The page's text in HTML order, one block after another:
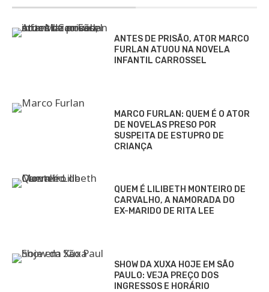
ANTES DE PRISÃO, ATOR MARCO
FURLAN ATUOU NA NOVELA
INFANTIL CARROSSEL
MARCO FURLAN: QUEM É O ATOR
DE NOVELAS PRESO POR
SUSPEITA DE ESTUPRO DE
CRIANÇA
QUEM É LILIBETH MONTEIRO DE
CARVALHO, A NAMORADA DO
EX-MARIDO DE RITA LEE
SHOW DA XUXA HOJE EM SÃO
PAULO: VEJA PREÇO DOS
INGRESSOS E HORÁRIO